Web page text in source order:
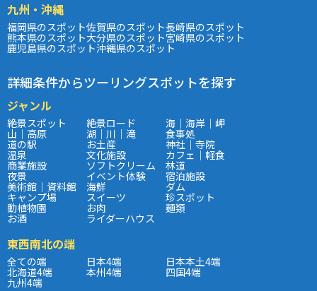
九州・沖縄
福岡県のスポット佐賀県のスポット長崎県のスポット
熊本県のスポット大分県のスポット宮崎県のスポット
鹿児島県のスポット沖縄県のスポット
詳細条件からツーリングスポットを探す
ジャンル
絶景スポット 絶景ロード 海｜海岸｜岬
山｜高原 湖｜川｜滝 食事処
道の駅 お土産 神社｜寺院
温泉 文化施設 カフェ｜軽食
商業施設 ソフトクリーム 林道
夜景 イベント体験 宿泊施設
美術館｜資料館 海鮮 ダム
キャンプ場 スイーツ 珍スポット
動植物園 お肉 麺類
お酒 ライダーハウス
東西南北の端
全ての端 日本4端 日本本土4端
北海道4端 本州4端 四国4端
九州4端